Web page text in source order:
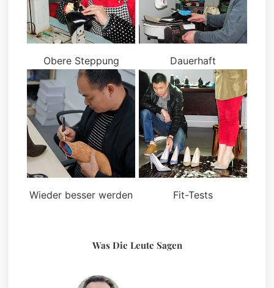
Obere Steppung Dauerhaft
Wieder besser werden Fit-Tests
Was Die Leute Sagen